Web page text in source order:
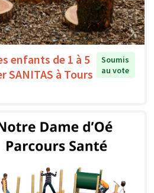
enfants de 1 à 5
SANITAS à Tours
Soumis
au vote